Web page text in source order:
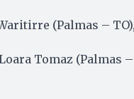
(Palmas –
Tomaz (Palmas